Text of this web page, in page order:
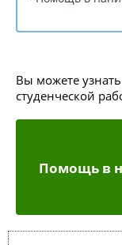
Вы можете
студенческой
Помощь в